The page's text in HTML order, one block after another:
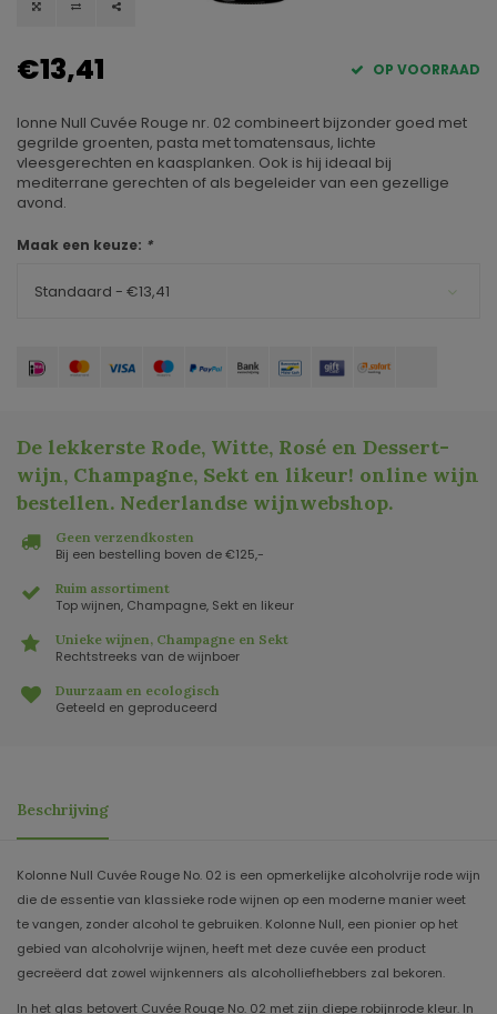
€13,41 OP VOORRAAD
lonne Null Cuvée Rouge nr. 02 combineert bijzonder goed met
gegrilde groenten, pasta met tomatensaus, lichte
vleesgerechten en kaasplanken. Ook is hij ideaal bij
mediterrane gerechten of als begeleider van een gezellige
avond.
Maak een keuze: *
Standaard - €13,41
De lekkerste Rode, Witte, Rosé en Dessert-
wijn, Champagne, Sekt en likeur! online wijn
bestellen. Nederlandse wijnwebshop.
Geen verzendkosten
Bij een bestelling boven de €125,-
Ruim assortiment
Top wijnen, Champagne, Sekt en likeur
Unieke wijnen, Champagne en Sekt
Rechtstreeks van de wijnboer
Duurzaam en ecologisch
Geteeld en geproduceerd
Beschrijving
Kolonne Null Cuvée Rouge No. 02 is een opmerkelijke alcoholvrije rode wijn
die de essentie van klassieke rode wijnen op een moderne manier weet
te vangen, zonder alcohol te gebruiken. Kolonne Null, een pionier op het
gebied van alcoholvrije wijnen, heeft met deze cuvée een product
gecreëerd dat zowel wijnkenners als alcoholliefhebbers zal bekoren.
In het glas betovert Cuvée Rouge No. 02 met zijn diepe robijnrode kleur. In